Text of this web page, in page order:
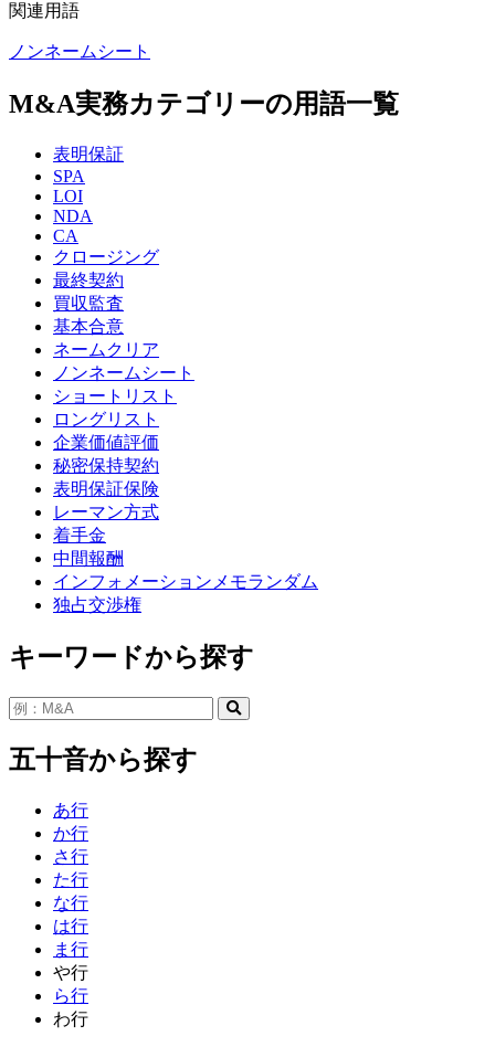
関連用語
ノンネームシート
M&A実務カテゴリーの用語一覧
表明保証
SPA
LOI
NDA
CA
クロージング
最終契約
買収監査
基本合意
ネームクリア
ノンネームシート
ショートリスト
ロングリスト
企業価値評価
秘密保持契約
表明保証保険
レーマン方式
着手金
中間報酬
インフォメーションメモランダム
独占交渉権
キーワードから探す
五十音から探す
あ行
か行
さ行
た行
な行
は行
ま行
や行
ら行
わ行